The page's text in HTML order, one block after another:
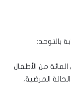
بالتوحد:
لدى نسبة تقدر بنحو 15 إلى 20 في المائة من الأطفال
المرضية،